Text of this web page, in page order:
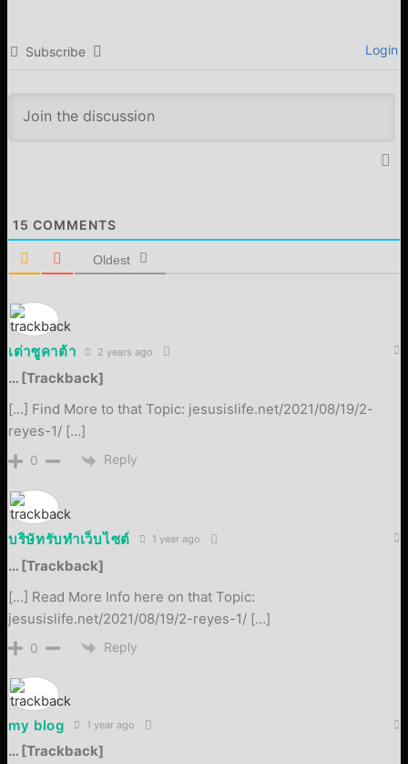
Subscribe Login
15 COMMENTS
Oldest
เต่าซูคาต้า 2 years ago
… [Trackback]
[…] Find More to that Topic: jesusislife.net/2021/08/19/2-
reyes-1/ […]
0 Reply
บริษัทรับทำเว็บไซต์ 1 year ago
… [Trackback]
[…] Read More Info here on that Topic:
jesusislife.net/2021/08/19/2-reyes-1/ […]
0 Reply
my blog 1 year ago
… [Trackback]